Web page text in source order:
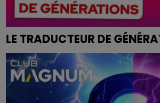
LE TRADUCTEUR DE
AVOIR LES DENTS LONGUES